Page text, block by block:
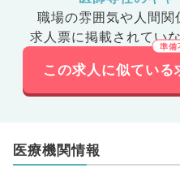
職場の雰囲気や人間関
求人票に掲載されてい
この求人に似ている
医療機関情報